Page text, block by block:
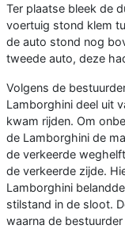
Ter plaatse bleek de
voertuig stond klem
de auto stond nog
tweede auto, deze
Volgens de
Lamborghini deel uit
kwam rijden. Om
de Lamborghini de
de verkeerde
de verkeerde zijde.
Lamborghini
stilstand in de sloot.
waarna de